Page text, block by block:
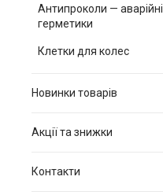
Антипроколи — аварійні
герметики
Клетки для колес
Новинки товарів
Акції та знижки
Контакти